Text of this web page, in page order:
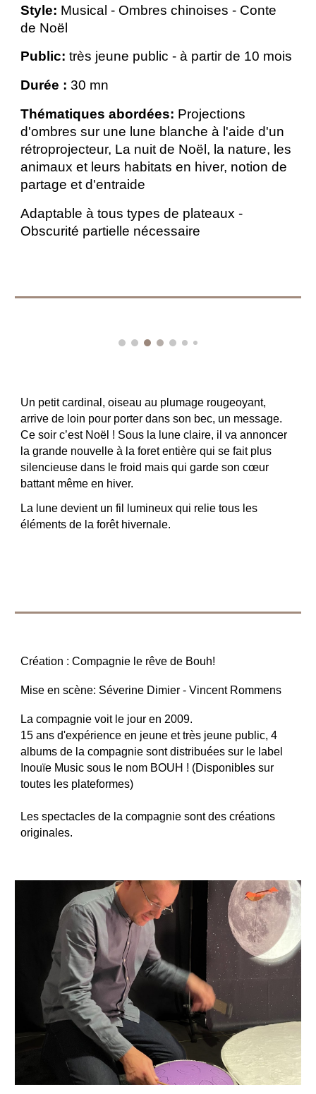
Style: Musical - Ombres chinoises - Conte
de Noël
Public: très jeune public - à partir de 10 mois
Durée : 30 mn
Thématiques abordées: Projections
d'ombres sur une lune blanche à l'aide d'un
rétroprojecteur, La nuit de Noël, la nature, les
animaux et leurs habitats en hiver, notion de
partage et d'entraide
Adaptable à tous types de plateaux -
Obscurité partielle nécessaire
Un petit cardinal, oiseau au plumage rougeoyant,
arrive de loin pour porter dans son bec, un message.
Ce soir c’est Noël ! Sous la lune claire, il va annoncer
la grande nouvelle à la foret entière qui se fait plus
silencieuse dans le froid mais qui garde son cœur
battant même en hiver.
La lune devient un fil lumineux qui relie tous les
éléments de la forêt hivernale.
Création : Compagnie le rêve de Bouh!
Mise en scène: Séverine Dimier - Vincent Rommens
La compagnie voit le jour en 2009.
15 ans d'expérience en jeune et très jeune public, 4
albums de la compagnie sont distribuées sur le label
Inouïe Music sous le nom BOUH ! (Disponibles sur
toutes les plateformes)
Les spectacles de la compagnie sont des créations
originales.